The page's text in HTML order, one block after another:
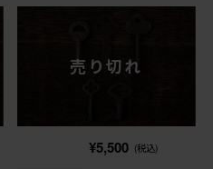
売り切れ
¥5,500 (税込)